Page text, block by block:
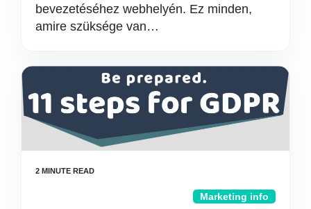
bevezetéséhez webhelyén. Ez minden,
amire szüksége van…
Marketing info